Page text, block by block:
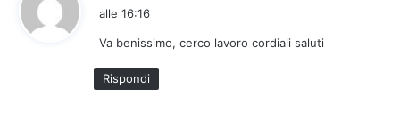
e
alle 16:16
Va benissimo, cerco lavoro cordiali saluti
Rispondi